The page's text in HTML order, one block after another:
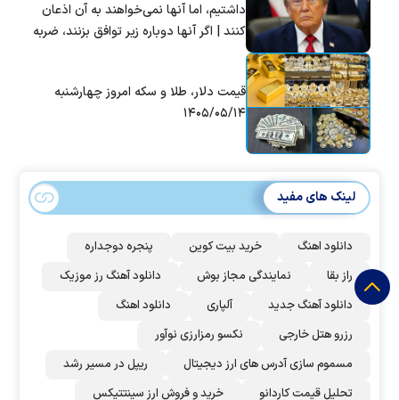
داشتیم، اما آنها نمی‌خواهند به آن اذعان
کنند | اگر آنها دوباره زیر توافق بزنند، ضربه
قیمت دلار، طلا و سکه امروز چهارشنبه
۱۴۰۵/۰۵/۱۴
لینک های مفید
دانلود اهنگ خرید بیت کوین
پنجره دوجداره
راز بقا
نمایندگی مجاز بوش
دانلود آهنگ رز‌ موزیک
دانلود آهنگ جدید
آلپاری
دانلود اهنگ
رزرو هتل خارجی
نکسو رمزارزی نوآور
مسموم سازی آدرس های ارز دیجیتال
ریپل در مسیر رشد
تحلیل قیمت کاردانو
خرید و فروش ارز سینتتیکس